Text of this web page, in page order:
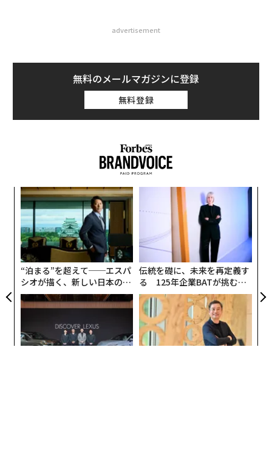
advertisement
無料のメールマガジンに登録
無料登録
“泊まる”を超えて──エスパ
シオが描く、新しい日本のラ
グジュアリー（前編）
伝統を礎に、未来を再定義す
る 125年企業BATが挑むス
モークレスな未来